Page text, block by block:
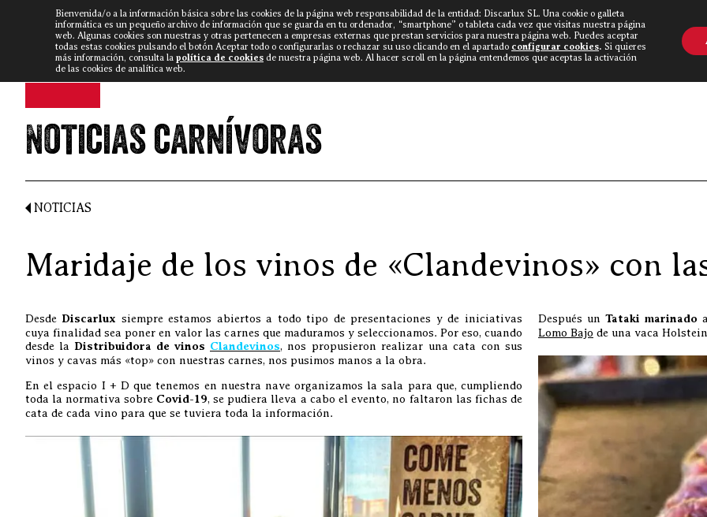
DISCARLUX▼ NOTICIAS VÍDEOS FISTERRA BOVINE WORLD▼ CONTACTO
Noticias carnívoras
NOTICIAS
Maridaje de los vinos de «Clandevinos» con
Desde Discarlux siempre estamos abiertos a todo tipo de presentaciones y de iniciativas
cuya finalidad sea poner en valor las carnes que maduramos y seleccionamos. Por eso, cuando
desde la Distribuidora de vinos Clandevinos, nos propusieron realizar una cata con sus
vinos y cavas más «top» con nuestras carnes, nos pusimos manos a la obra.
En el espacio I + D que tenemos en nuestra nave organizamos la sala para que, cumpliendo
toda la normativa sobre Covid-19, se pudiera lleva a cabo el evento, no faltaron las fichas de
cata de cada vino para que se tuviera toda la información.
Después un Tataki marinado
Lomo Bajo de una vaca
Bienvenida/o a la información básica sobre las cookies de la página web responsabilidad de la entidad: Discarlux SL. Una cookie o galleta
informática es un pequeño archivo de información que se guarda en tu ordenador, “smartphone” o tableta cada vez que visitas nuestra página
web. Algunas cookies son nuestras y otras pertenecen a empresas externas que prestan servicios para nuestra página web. Puedes aceptar
todas estas cookies pulsando el botón Aceptar todo o configurarlas o rechazar su uso clicando en el apartado configurar cookies. Si quieres
más información, consulta la política de cookies de nuestra página web. Al hacer scroll en la página entendemos que aceptas la activación
de las cookies de analítica web.